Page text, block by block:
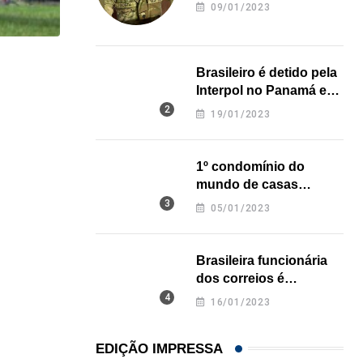
Açaí é reconhecido oficialmente como fruto
09/01/2023
Brasileiro é detido pela
Interpol no Panamá e
pode pegar prisão
19/01/2023
1º condomínio do
mundo de casas
impressas em 3D é
05/01/2023
Brasileira funcionária
dos correios é
assassinada a facadas
16/01/2023
EDIÇÃO IMPRESSA